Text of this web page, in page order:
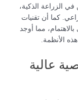
الزراعة الذكية،
كما أن تقنيات
مما أوجد
الأنظمة.
عالية